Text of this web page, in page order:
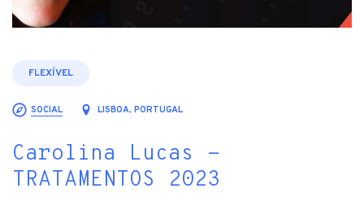
FLEXÍVEL
SOCIAL LISBOA, PORTUGAL
Carolina Lucas -
TRATAMENTOS 2023